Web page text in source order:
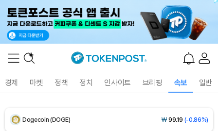
경제 마켓 정책 정치 인사이트 브리핑 속보 일반
XRP (XRP) ₩1,466(-0.24%)
Dogecoin (DOGE) ₩ 99.19 (-0.86%)